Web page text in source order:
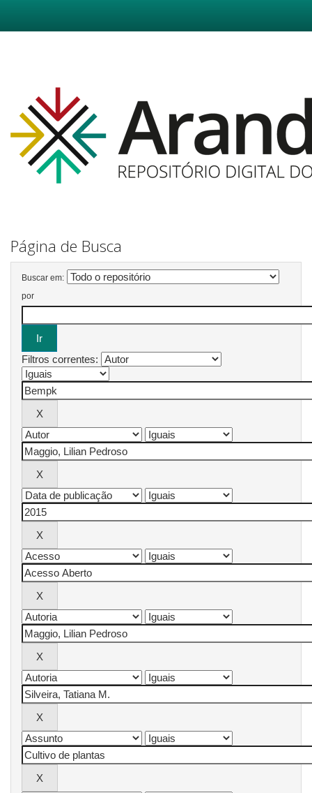
Página de Busca
Buscar em:
por
Filtros correntes: